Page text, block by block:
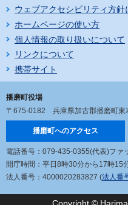
ウェブアクセシビリティ方針
ホームページの使い方
個人情報の取り扱いについて
リンクについて
携帯サイト
播磨町役場
〒675-0182 兵庫県加古郡播磨町
播磨町へのアクセス
電話番号：079-435-0355(代表)ファ
開庁時間：平日8時30分から17時15
法人番号：4000020283827 (法人番